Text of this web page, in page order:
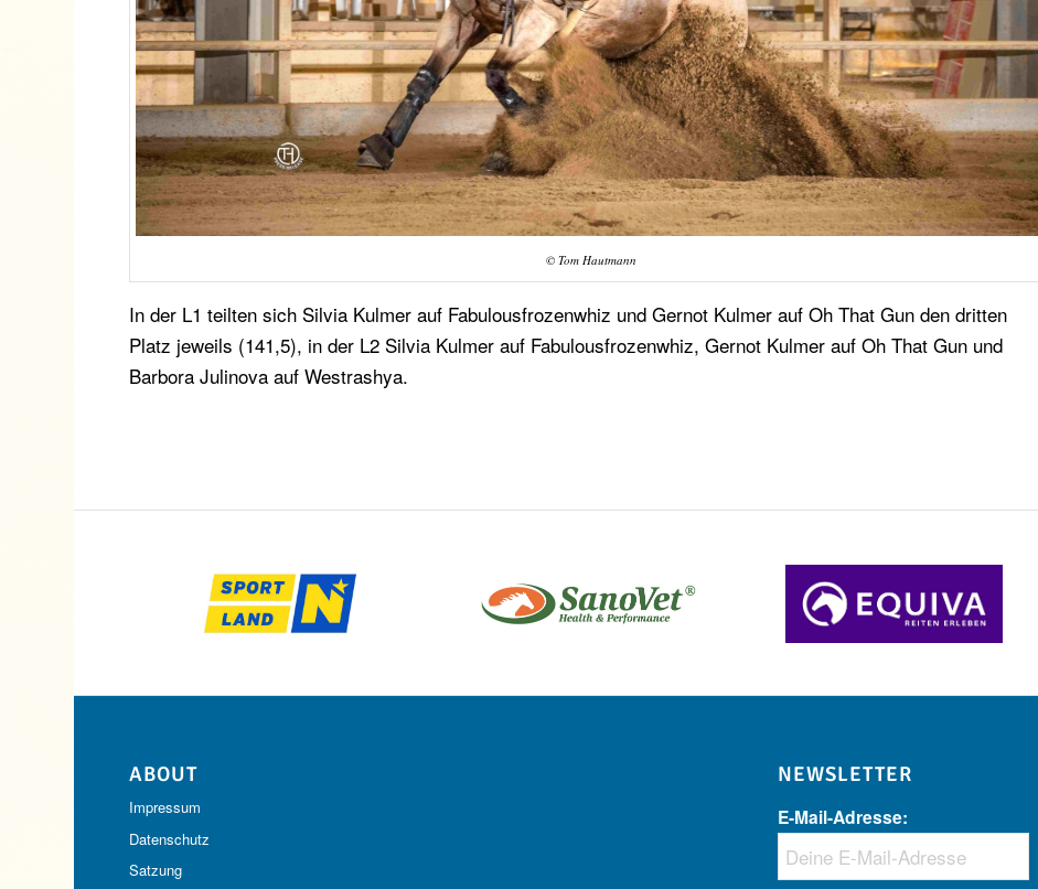
© Tom Hautmann
In der L1 teilten sich Silvia Kulmer auf Fabulousfrozenwhiz und Gernot Kulmer auf Oh That Gun den dritten
Platz jeweils (141,5), in der L2 Silvia Kulmer auf Fabulousfrozenwhiz, Gernot Kulmer auf Oh That Gun und
Barbora Julinova auf Westrashya.
ABOUT
Impressum
Datenschutz
Satzung
NEWSLETTER
E-Mail-Adresse: